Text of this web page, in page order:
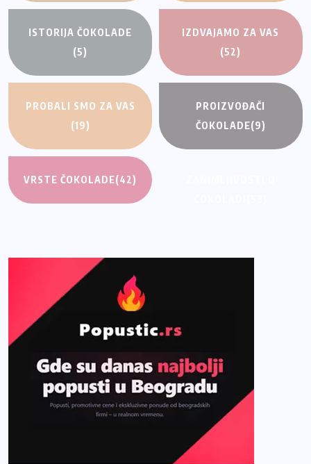
ISTORIJA ČOKOLADE
(5)
IZDVAJAMO ZA VAS
(52)
PROBALI SMO ZA VAS
(19)
PROIZVOĐAČI
ČOKOLADE(9)
VRSTE ČOKOLADE(42)